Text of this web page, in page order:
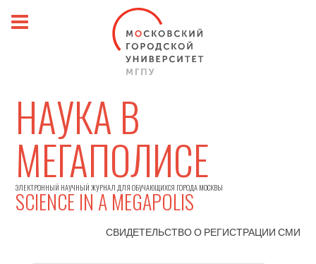
НАУКА В
МЕГАПОЛИСЕ
ЭЛЕКТРОННЫЙ НАУЧНЫЙ ЖУРНАЛ ДЛЯ ОБУЧАЮЩИХСЯ ГОРОДА МОСКВЫ
SCIENCE IN A MEGAPOLIS
СВИДЕТЕЛЬСТВО О РЕГИСТРАЦИИСМИ